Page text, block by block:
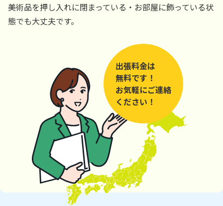
美術品を押し入れに閉まっている・お部屋に飾っている状
態でも大丈夫です。
出張料金は
無料です！
お気軽にご連絡
ください！